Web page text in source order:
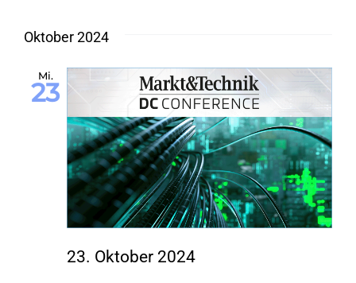
Oktober 2024
Mi.
23
23. Oktober 2024